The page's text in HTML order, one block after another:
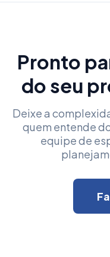
Pronto
do seu
Deixe a
quem entende
equipe de